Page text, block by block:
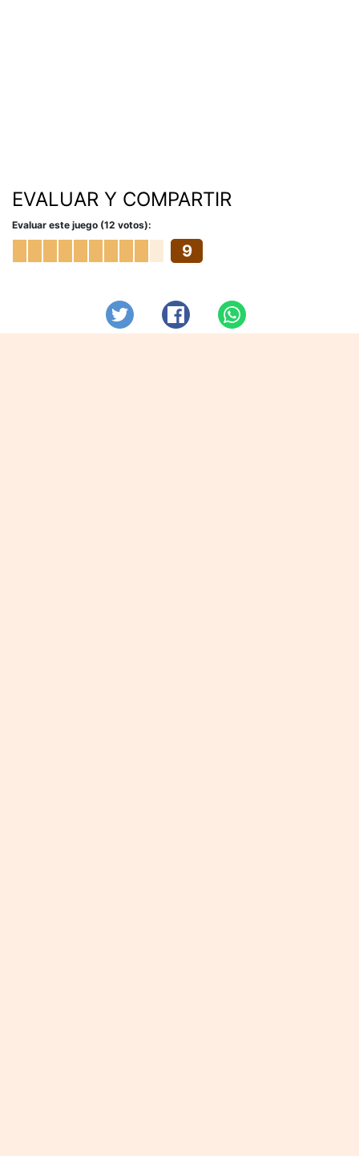
EVALUAR Y COMPARTIR
Evaluar este juego (12 votos):
9